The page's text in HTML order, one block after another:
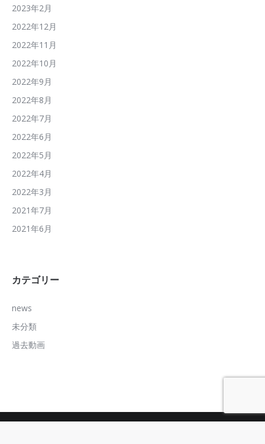
2023年2月
2022年12月
2022年11月
2022年10月
2022年9月
2022年8月
2022年7月
2022年6月
2022年5月
2022年4月
2022年3月
2021年7月
2021年6月
カテゴリー
news
未分類
過去動画
© ココロパートナーズ. All rights reserved.